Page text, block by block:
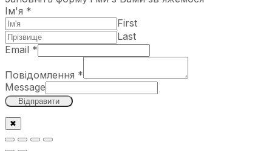
Ім'я *
First
Last
Email *
Повідомлення *
Message
Відправити
✖